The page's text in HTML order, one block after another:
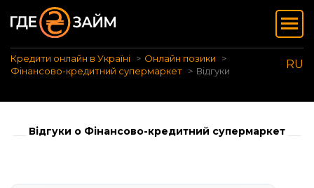
Кредити онлайн в Україні
Онлайн позики
Фінансово-кредитний супермаркет
Відгуки RU
Відгуки о Фінансово-кредитний супермаркет